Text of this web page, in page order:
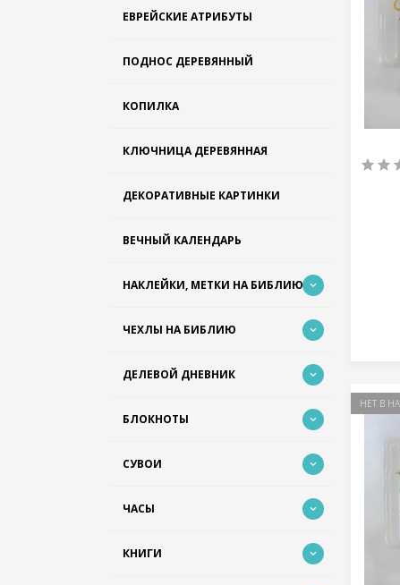
ЕВРЕЙСКИЕ АТРИБУТЫ
ПОДНОС ДЕРЕВЯННЫЙ
КОПИЛКА
КЛЮЧНИЦА ДЕРЕВЯННАЯ
ДЕКОРАТИВНЫЕ КАРТИНКИ
ВЕЧНЫЙ КАЛЕНДАРЬ
НАКЛЕЙКИ, МЕТКИ НА БИБЛИЮ
ЧЕХЛЫ НА БИБЛИЮ
ДЕЛЕВОЙ ДНЕВНИК
БЛОКНОТЫ
СУВОИ
ЧАСЫ
КНИГИ
НЕТ В